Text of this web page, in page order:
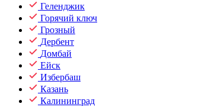
Геленджик
Горячий ключ
Грозный
Дербент
Домбай
Ейск
Избербаш
Казань
Калининград